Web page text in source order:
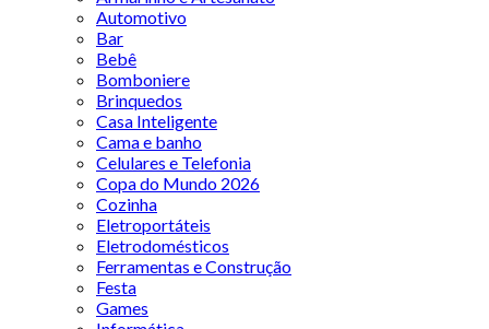
Automotivo
Bar
Bebê
Bomboniere
Brinquedos
Casa Inteligente
Cama e banho
Celulares e Telefonia
Copa do Mundo 2026
Cozinha
Eletroportáteis
Eletrodomésticos
Ferramentas e Construção
Festa
Games